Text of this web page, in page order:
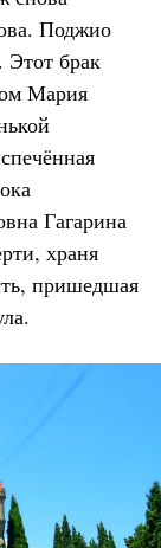
Поджио
Этот брак
Мария
Гагарина
храня
пришедшая